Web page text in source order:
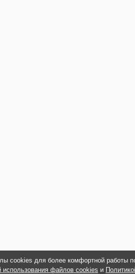
cookies для более комфортной работы
использования файлов cookies и